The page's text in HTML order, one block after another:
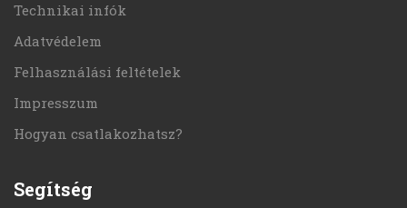
Technikai infók
Adatvédelem
Felhasználási feltételek
Impresszum
Hogyan csatlakozhatsz?
Segítség